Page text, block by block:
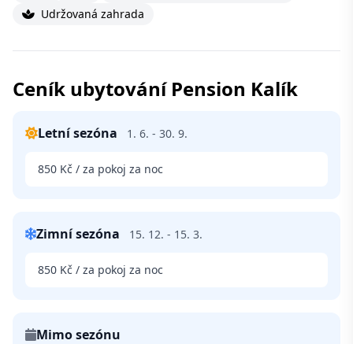
Udržovaná zahrada
Ceník ubytování Pension Kalík
Letní sezóna 1. 6. - 30. 9.
850 Kč / za pokoj za noc
Zimní sezóna 15. 12. - 15. 3.
850 Kč / za pokoj za noc
Mimo sezónu